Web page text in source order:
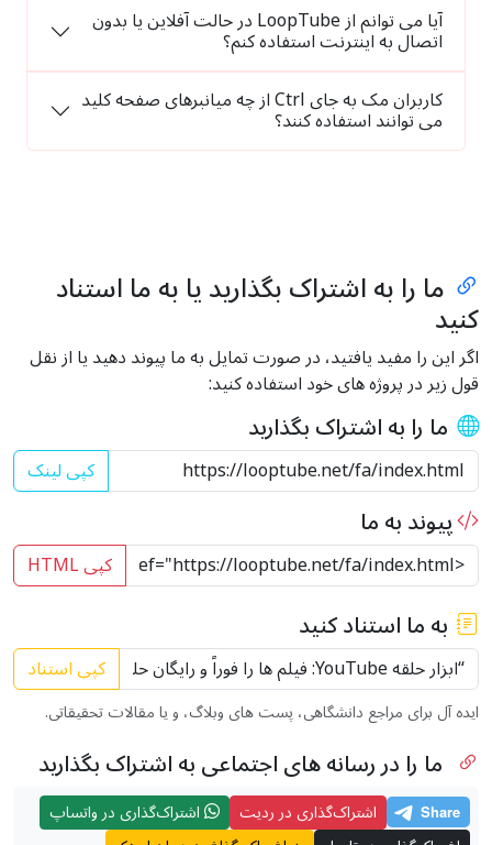
آیا می توانم از LoopTube در حالت آفلاین یا بدون
اتصال به اینترنت استفاده کنم؟
کاربران مک به جای Ctrl از چه میانبرهای صفحه کلید
می توانند استفاده کنند؟
ما را به اشتراک بگذارید یا به ما استناد
کنید
اگر این را مفید یافتید، در صورت تمایل به ما پیوند دهید یا از نقل
قول زیر در پروژه های خود استفاده کنید:
ما را به اشتراک بگذارید
کپی لینک
پیوند به ما
کپی HTML
به ما استناد کنید
کپی استناد
ایده آل برای مراجع دانشگاهی، پست های وبلاگ، و یا مقالات تحقیقاتی.
ما را در رسانه های اجتماعی به اشتراک بگذارید
اشتراک‌گذاری در ردیت
اشتراک‌گذاری در واتساپ